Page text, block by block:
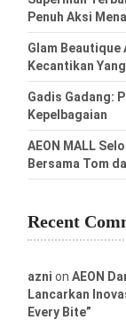
Penuh Aksi
Glam Beautique
Kecantikan
Gadis Gadang:
Kepelbagaian
AEON MALL
Bersama Tom
Recent
azni on AEON
Lancarkan
Every Bite”